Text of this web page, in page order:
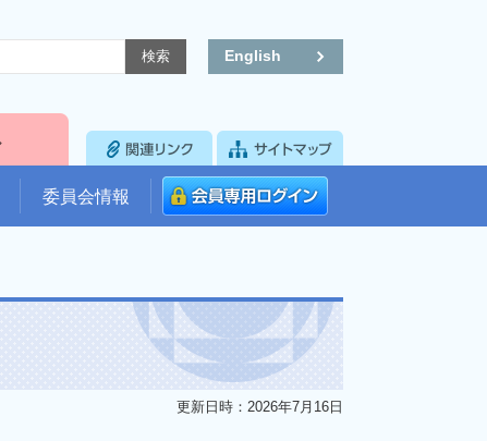
English
委員会情報
更新日時：2026年7月16日